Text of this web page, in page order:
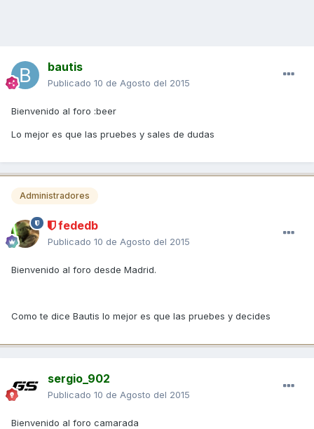
bautis
Publicado 10 de Agosto del 2015
Bienvenido al foro :beer
Lo mejor es que las pruebes y sales de dudas
Administradores
fededb
Publicado 10 de Agosto del 2015
Bienvenido al foro desde Madrid.
Como te dice Bautis lo mejor es que las pruebes y decides
sergio_902
Publicado 10 de Agosto del 2015
Bienvenido al foro camarada